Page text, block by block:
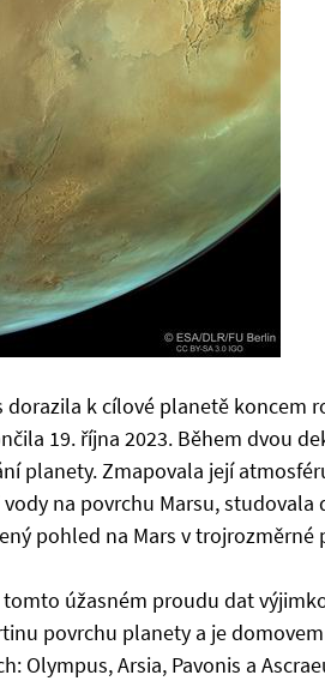
dorazila k cílové planetě koncem
19. října 2023. Během dvou
planety. Zmapovala její
na povrchu Marsu, studovala
pohled na Mars v trojrozměrné
úžasném proudu dat
povrchu planety a je
Olympus, Arsia, Pavonis a